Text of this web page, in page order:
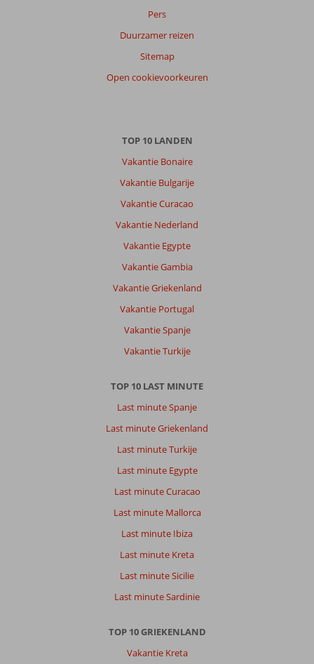
Pers
Duurzamer reizen
Sitemap
Open cookievoorkeuren
TOP 10 LANDEN
Vakantie Bonaire
Vakantie Bulgarije
Vakantie Curacao
Vakantie Nederland
Vakantie Egypte
Vakantie Gambia
Vakantie Griekenland
Vakantie Portugal
Vakantie Spanje
Vakantie Turkije
TOP 10 LAST MINUTE
Last minute Spanje
Last minute Griekenland
Last minute Turkije
Last minute Egypte
Last minute Curacao
Last minute Mallorca
Last minute Ibiza
Last minute Kreta
Last minute Sicilie
Last minute Sardinie
TOP 10 GRIEKENLAND
Vakantie Kreta